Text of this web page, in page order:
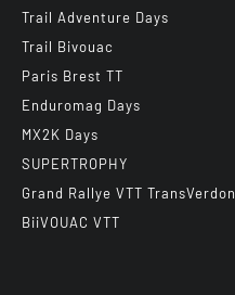
Trail Adventure Days
Trail Bivouac
Paris Brest TT
Enduromag Days
MX2K Days
SUPERTROPHY
Grand Rallye VTT TransVerdon
BiiVOUAC VTT